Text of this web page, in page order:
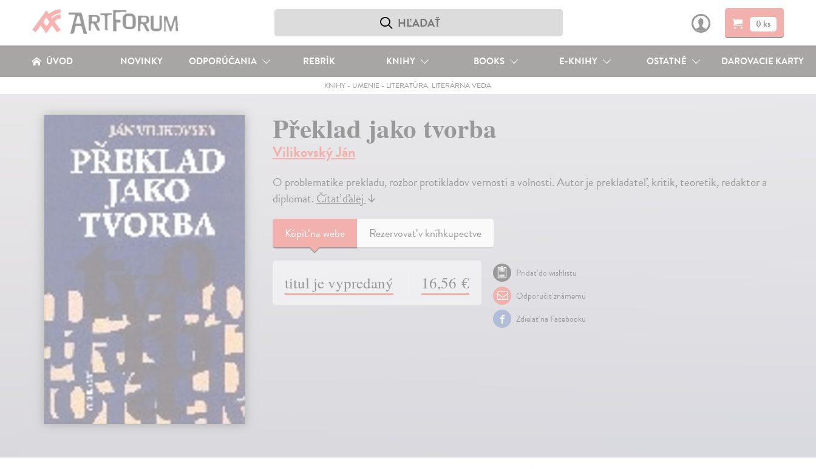
0 ks
ÚVOD NOVINKY ODPORÚČANIA REBRÍK KNIHY BOOKS E-KNIHY OSTATNÉ DAROVACIE KARTY
KNIHY - UMENIE - LITERATÚRA, LITERÁRNA VEDA
Překlad jako tvorba
Vilikovský Ján
O problematike prekladu, rozbor protikladov vernosti a volnosti. Autor je prekladateľ, kritik, teoretik, redaktor a
diplomat.Čítať ďalej↓
Kúpiťna webe Rezervovať v kníhkupectve
titul je vypredaný 16,56 €
Pridať do wishlistu
Odporučiť známemu
Zdielať na Facebooku